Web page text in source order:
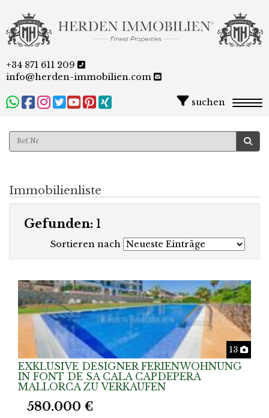
+34 871 611 209
info@herden-immobilien.com
suchen
Immobilienliste
Gefunden: 1
Sortieren nach
13 Fotos
EXKLUSIVE DESIGNER FERIENWOHNUNG
IN FONT DE SA CALA CAPDEPERA
MALLORCA ZU VERKAUFEN
580.000 €